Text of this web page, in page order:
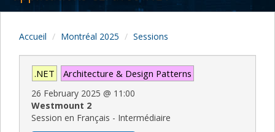
Accueil Montréal 2025 Sessions
.NET Architecture & Design Patterns
26 February 2025 @ 11:00
Westmount 2
Session en Français - Intermédiaire